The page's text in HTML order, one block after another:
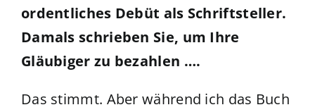
ordentliches Debüt als Schriftsteller.
Damals schrieben Sie, um Ihre
Gläubiger zu bezahlen ….
Das stimmt. Aber während ich das Buch